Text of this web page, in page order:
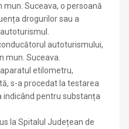
mun. Suceava, o persoană
drogurilor sau a
autoturismului,
mun. Suceava.
etilometru,
s-a procedat la testarea
indicând pentru substanța
la Spitalul Județean de